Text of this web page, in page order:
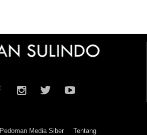
Pedoman Media Siber Tentang